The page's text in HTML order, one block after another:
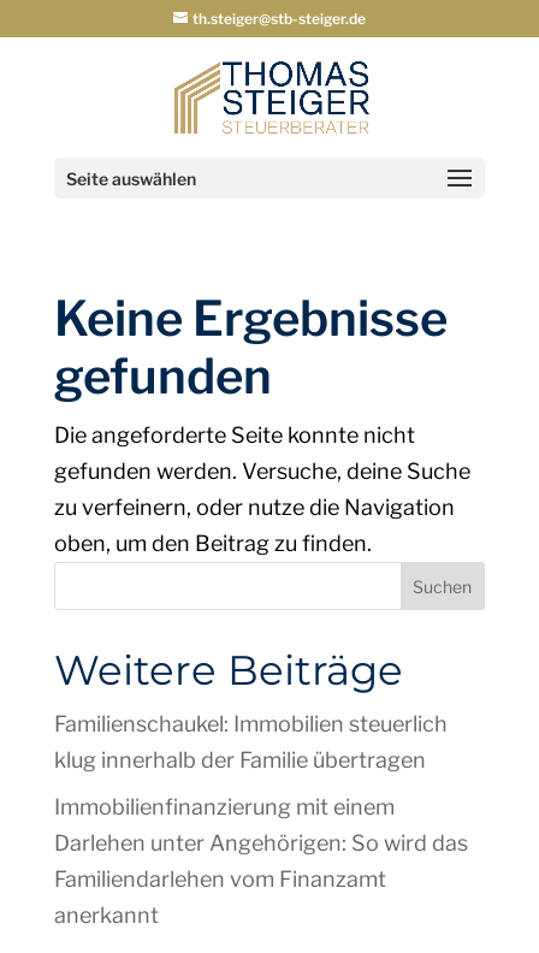
th.steiger@stb-steiger.de
Seite auswählen
Keine Ergebnisse
gefunden
Die angeforderte Seite konnte nicht
gefunden werden. Versuche, deine Suche
zu verfeinern, oder nutze die Navigation
oben, um den Beitrag zu finden.
Suchen
Weitere Beiträge
Familienschaukel: Immobilien steuerlich
klug innerhalb der Familie übertragen
Immobilienfinanzierung mit einem
Darlehen unter Angehörigen: So wird das
Familiendarlehen vom Finanzamt
anerkannt